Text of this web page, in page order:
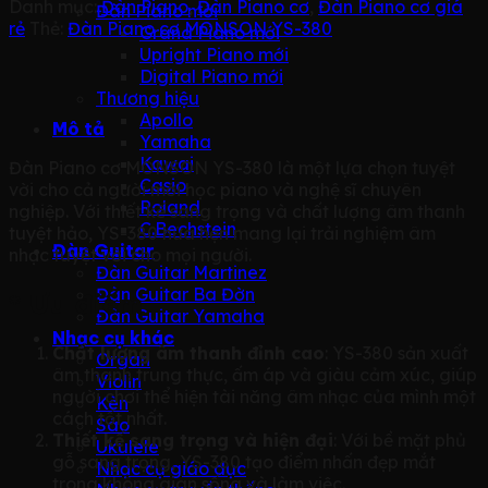
Đàn Piano mới
Grand Piano mới
Upright Piano mới
Digital Piano mới
Thương hiệu
Apollo
Yamaha
Kawai
Casio
Roland
C.Bechstein
Đàn Guitar
Đàn Guitar Martinez
Đàn Guitar Ba Đờn
Đàn Guitar Yamaha
Nhạc cụ khác
Organ
Violin
Kèn
Sáo
Ukulele
Nhạc cụ giáo dục
Danh mục:Đàn Piano,Đàn Piano cơ Đàn Piano cơ giá
rẻ
Đàn Piano cơ MONSON YS-380
Mô tả
Đàn Piano cơ MONSON YS-380 là một lựa chọn tuyệt
vời cho cả người mới học piano và nghệ sĩ chuyên
nghiệp. Với thiết kế sang trọng và chất lượng âm thanh
tuyệt hảo, YS-380 hứa hẹn mang lại trải nghiệm âm
nhạc tuyệt vời cho mọi người.
* Ưu điểm
Chất lượng âm thanh đỉnh cao
âm thanh trung thực, ấm áp và giàu cảm xúc, giúp
người chơi thể hiện tài năng âm nhạc của mình một
cách tốt nhất.
Thiết kế sang trọng và hiện đại
gỗ sang trọng, YS-380 tạo điểm nhấn đẹp mắt
trong không gian sống và làm việc.